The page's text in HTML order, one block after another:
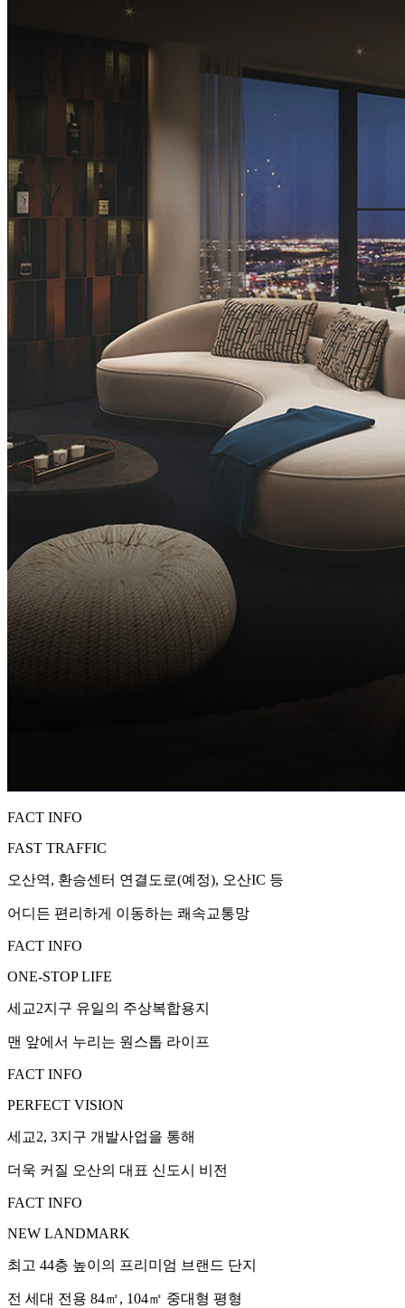
FACT INFO
FAST TRAFFIC
오산역, 환승센터 연결도로(예정), 오산IC 등
어디든 편리하게 이동하는 쾌속교통망
FACT INFO
ONE-STOP LIFE
세교2지구 유일의 주상복합용지
맨 앞에서 누리는 원스톱 라이프
FACT INFO
PERFECT VISION
세교2, 3지구 개발사업을 통해
더욱 커질 오산의 대표 신도시 비전
FACT INFO
NEW LANDMARK
최고 44층 높이의 프리미엄 브랜드 단지
전 세대 전용 84㎡, 104㎡ 중대형 평형